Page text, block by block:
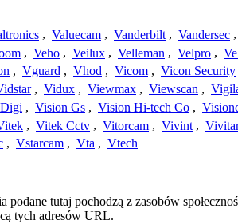
, Valuecam , Vanderbilt , Vandersec ,
, Veho , Veilux , Velleman , Velpro ,
, Vguard , Vhod , Vicom , Vicon Security
, Vidux , Viewmax , Viewscan ,
, Vision Gs , Vision Hi-tech Co ,
, Vitek Cctv , Vitorcam , Vivint ,
, Vstarcam , Vta , Vtech
tutaj pochodzą z zasobów
tych adresów URL.